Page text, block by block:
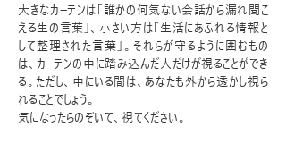
大きなカーテンは「誰かの何気ない会話から漏れ聞こ
える生の言葉」、小さい方は「生活にあふれる情報と
して整理された言葉」。それらが守るように囲むもの
は、カーテンの中に踏み込んだ人だけが視ることができ
る。ただし、中にいる間は、あなたも外から透かし視ら
れることでしょう。
気になったらのぞいて、視てください。